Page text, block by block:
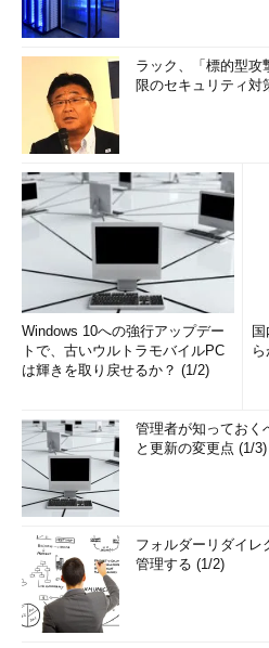
ラック、「標的型
限のセキュリティ対
Windows 10への強行アップデー
トで、古いウルトラモバイルPC
は輝きを取り戻せるか？ (1/2)
管理者が知っておく
と更新の変更点 (1/3)
フォルダーリダイレ
管理する (1/2)